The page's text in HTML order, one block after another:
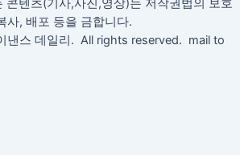
콘텐츠(기사,사진,영상)는 저작권법의 보호
사, 배포 등을 금합니다.
스 데일리. All rights reserved. mail to